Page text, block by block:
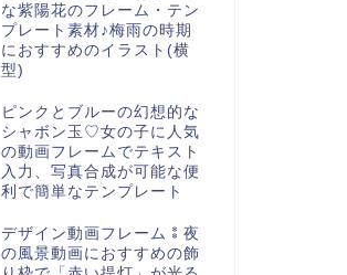
な紫陽花のフレーム・テン
プレート素材♪梅雨の時期
におすすめのイラスト(横
型)
ピンクとブルーの幻想的な
シャボン玉♡女の子に人気
の動画フレームでテキスト
入力、写真合成が可能な便
利で簡単なテンプレート
デザイン動画フレーム⁑夜
の風景動画におすすめの飾